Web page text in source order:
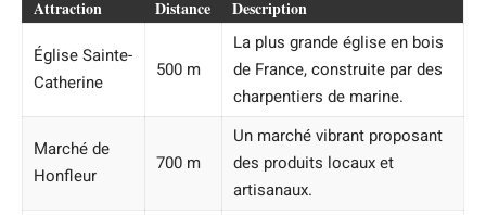
Attraction Distance Description
Église Sainte-
Catherine
500 m
La plus grande église en bois
de France, construite par des
charpentiers de marine.
Marché de
Honfleur
700 m
Un marché vibrant proposant
des produits locaux et
artisanaux.